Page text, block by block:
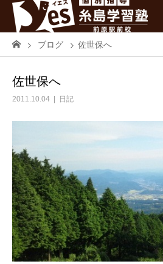
ブログ 佐世保へ
佐世保へ
2011.10.04 日記